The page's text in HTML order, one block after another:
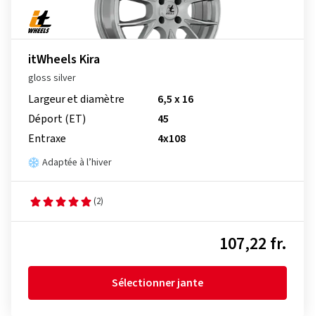
itWheels Kira
gloss silver
Largeur et diamètre
6,5 x 16
Déport (ET)
45
Entraxe
4x108
Adaptée à l’hiver
(2)
107,22 fr.
Sélectionner jante